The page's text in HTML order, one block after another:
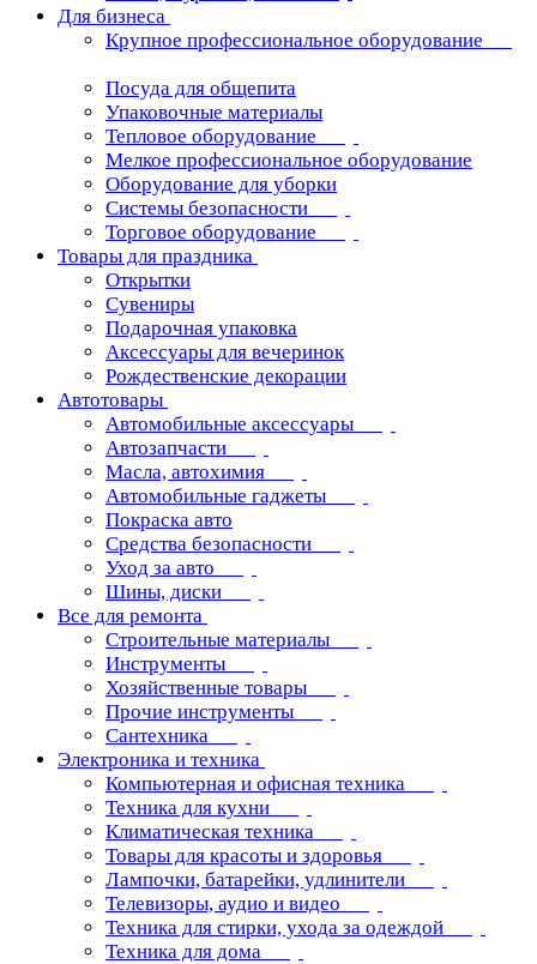
Для бизнеса
Крупное профессиональное оборудование
Посуда для общепита
Упаковочные материалы
Тепловое оборудование
Мелкое профессиональное оборудование
Оборудование для уборки
Системы безопасности
Торговое оборудование
Товары для праздника
Открытки
Сувениры
Подарочная упаковка
Аксессуары для вечеринок
Рождественские декорации
Автотовары
Автомобильные аксессуары
Автозапчасти
Масла, автохимия
Автомобильные гаджеты
Покраска авто
Средства безопасности
Уход за авто
Шины, диски
Все для ремонта
Строительные материалы
Инструменты
Хозяйственные товары
Прочие инструменты
Сантехника
Электроника и техника
Компьютерная и офисная техника
Техника для кухни
Климатическая техника
Товары для красоты и здоровья
Лампочки, батарейки, удлинители
Телевизоры, аудио и видео
Техника для стирки, ухода за одеждой
Техника для дома